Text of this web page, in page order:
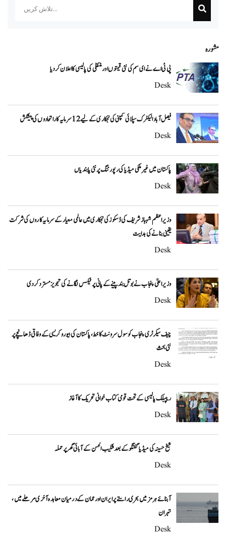
مشورہ
پی ٹی اے نے ای سم کی نئی قیمتوں اور منتقلی کی پالیسی کا اعلان کردیا
Desk
فیصل آباد الیکٹرک سپلائی کمپنی کی نجکاری کے لیے 12 سرمایہ کار اتحادوں کی پیشکش
Desk
پاکستان میں غیر ملکی میڈیا کی رپورٹنگ پر نئی پابندیاں
Desk
وزیراعظم شہباز شریف کی ڈسکوز کی نجکاری میں عالمی معیار کے سرمایہ کاروں کی شرکت
یقینی بنانے کی ہدایت
Desk
وزیراعلیٰ پنجاب نے بوتل بند پینے کے پانی پر ٹیکس لگانے کی تجویز مسترد کر دی
Desk
چیف سیکرٹری پنجاب کو سول سرونٹ کا خط، پاکستان کی بیوروکریسی کے وفاقی ڈھانچے پر
نئی بحث
Desk
ریپبلک پالیسی کے تحت قومی کتاب خوانی تحریک کا آغاز
Desk
شیخ حسینہ کی میڈیا گفتگو کے بعد شکیب الحسن کے آبائی گھر پر حملہ
Desk
آبنائے ہرمز میں بحری راستے پر ایران اور عمان کے درمیان معاہدہ آخری مرحلے میں،
تہران
Desk